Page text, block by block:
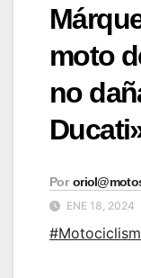
moto
no
Por
ENE 18, 2024